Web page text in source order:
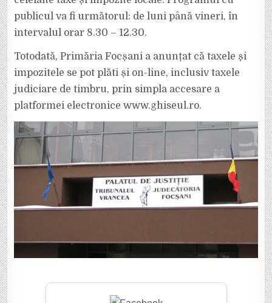
publicul va fi următorul: de luni până vineri, în
intervalul orar 8.30 – 12.30.
Totodată, Primăria Focșani a anunțat că taxele și
impozitele se pot plăti și on-line, inclusiv taxele
judiciare de timbru, prin simpla accesare a
platformei electronice www.ghiseul.ro.